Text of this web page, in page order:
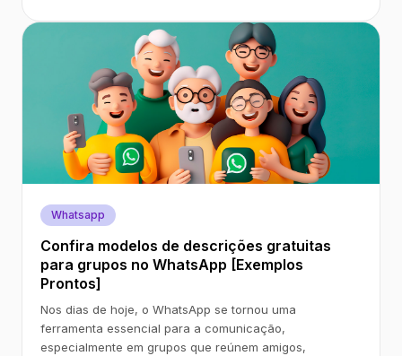
Whatsapp
Confira modelos de descrições gratuitas
para grupos no WhatsApp [Exemplos
Prontos]
Nos dias de hoje, o WhatsApp se tornou uma
ferramenta essencial para a comunicação,
especialmente em grupos que reúnem amigos,